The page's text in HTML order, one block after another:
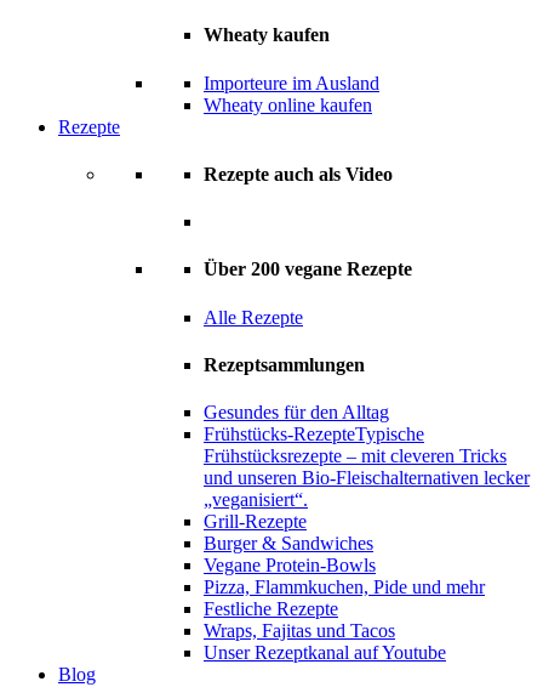
Wheaty kaufen
Importeure im Ausland
Wheaty online kaufen
Rezepte
Rezepte auch als Video
Über 200 vegane Rezepte
Alle Rezepte
Rezeptsammlungen
Gesundes für den Alltag
Frühstücks-RezepteTypische
Frühstücksrezepte – mit cleveren Tricks
und unseren Bio-Fleischalternativen lecker
„veganisiert“.
Grill-Rezepte
Burger & Sandwiches
Vegane Protein-Bowls
Pizza, Flammkuchen, Pide und mehr
Festliche Rezepte
Wraps, Fajitas und Tacos
Unser Rezeptkanal auf Youtube
Blog